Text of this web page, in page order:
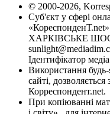
© 2000-2026,
Суб'єкт у сфері
ХАРКІВСЬКЕ
Ідентифікатор
Використання
сайті,
Корреспондент.net.
При копіюванні